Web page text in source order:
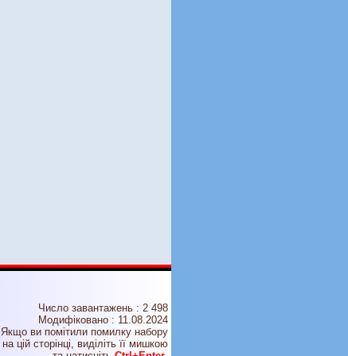
Число завантажень : 2 498
Модифіковано : 11.08.2024
Якщо ви помітили помилку набору
на цiй сторiнцi, видiлiть її мишкою